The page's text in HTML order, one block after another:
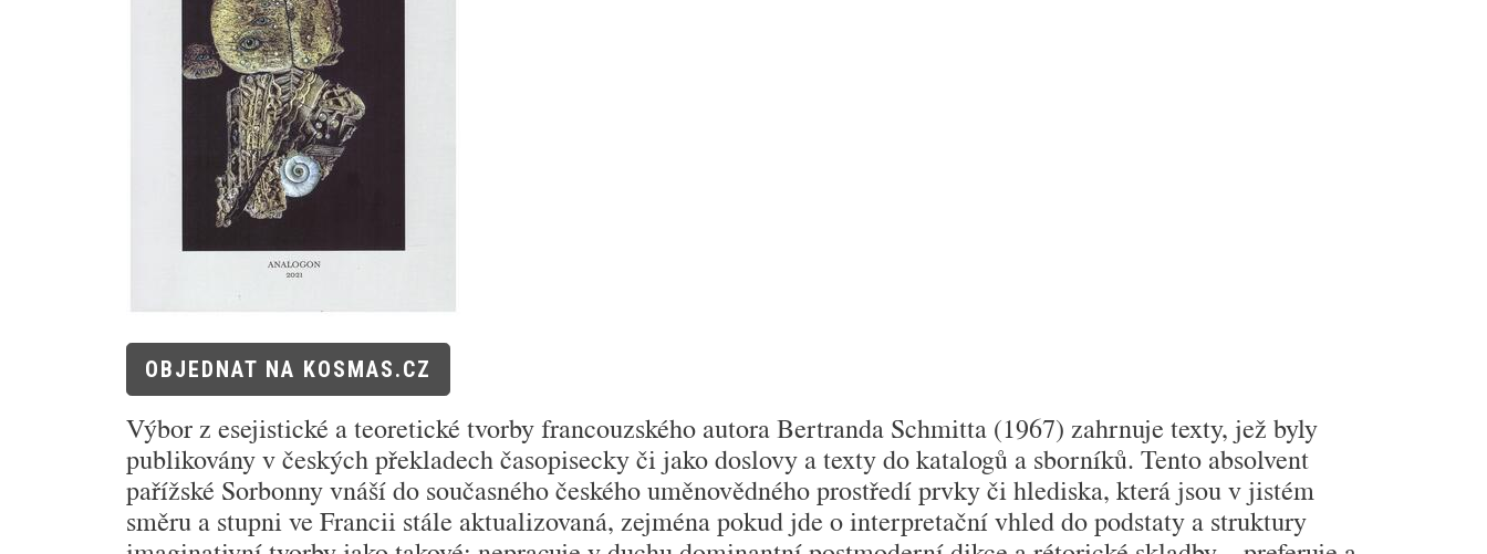
OBJEDNAT NA KOSMAS.CZ
Výbor z esejistické a teoretické tvorby francouzského autoraBertranda Schmitta (1967) zahrnuje texty, jež byly
publikovány v českých překladech časopisecky či jako doslovy a texty do katalogů a sborníků. Tento absolvent
pařížské Sorbonny vnáší do současného českého uměnovědného prostředí prvky či hlediska, která jsou v jistém
směru a stupni ve Francii stále aktualizovaná, zejména pokud jde o interpretační vhled do podstaty a struktury